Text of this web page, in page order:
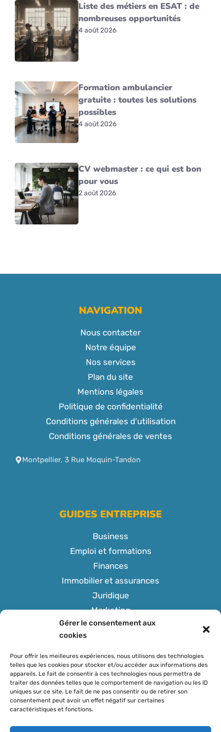
Gérer le consentement aux
cookies
Pour offrir les meilleures expériences, nous utilisons des technologies
telles que les cookies pour stocker et/ou accéder aux informations des
appareils. Le fait de consentir à ces technologies nous permettra de
traiter des données telles que le comportement de navigation ou les ID
uniques sur ce site. Le fait de ne pas consentir ou de retirer son
consentement peut avoir un effet négatif sur certaines
caractéristiques et fonctions.
Liste des métiers en ESAT : de
nombreuses opportunités
4 août 2026
Formation ambulancier
gratuite : toutes les solutions
possibles
4 août 2026
CV webmaster : ce qui est bon
pour vous
2 août 2026
NAVIGATION
Nous contacter
Notre équipe
Nos services
Plan du site
Mentions légales
Politique de confidentialité
Conditions générales d'utilisation
Conditions générales de ventes
Montpellier, 3 Rue Moquin-Tandon
GUIDES ENTREPRISE
Business
Emploi et formations
Finances
Immobilier et assurances
Juridique
Marketing
Tech
SUIVEZ-NOUS